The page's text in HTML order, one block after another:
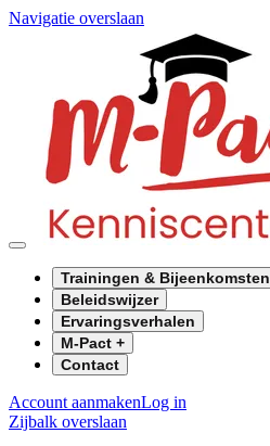
Navigatie overslaan
Trainingen & Bijeenkomsten
Beleidswijzer
Ervaringsverhalen
M-Pact +
Contact
Account aanmakenLog in
Zijbalk overslaan